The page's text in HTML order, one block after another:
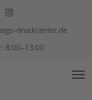
druckcenter.de
8:00–13:00